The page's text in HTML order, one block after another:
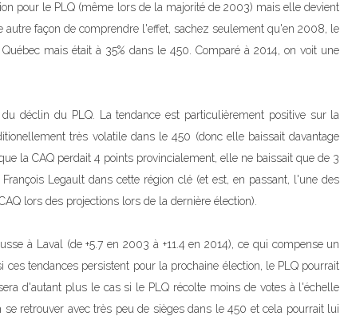
pour le PLQ (même lors de la majorité de 2003) mais elle devient
façon de comprendre l'effet, sachez seulement qu'en 2008, le
mais était à 35% dans le 450. Comparé à 2014, on voit une
déclin du PLQ. La tendance est particulièrement positive sur la
très volatile dans le 450 (donc elle baissait davantage
la CAQ perdait 4 points provincialement, elle ne baissait que de 3
Legault dans cette région clé (et est, en passant, l'une des
lors des projections lors de la dernière élection).
à Laval (de +5.7 en 2003 à +11.4 en 2014), ce qui compense un
tendances persistent pour la prochaine élection, le PLQ pourrait
d'autant plus le cas si le PLQ récolte moins de votes à l'échelle
retrouver avec très peu de sièges dans le 450 et cela pourrait lui